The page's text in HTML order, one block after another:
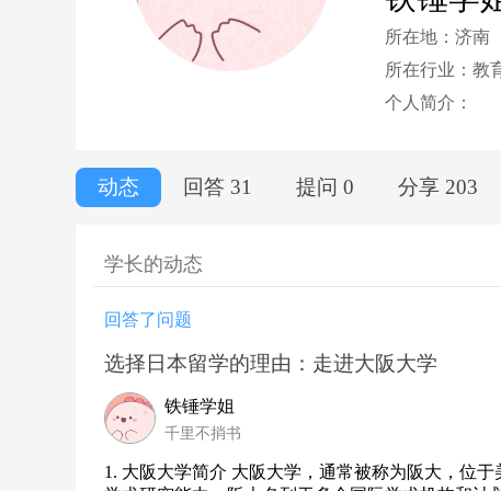
所在地：济南
所在行业：教
个人简介：
动态 回答 31 提问 0 分享 203
学长的动态
回答了问题
选择日本留学的理由：走进大阪大学
铁锤学姐
千里不捎书
1. 大阪大学简介 大阪大学，通常被称为阪大，位